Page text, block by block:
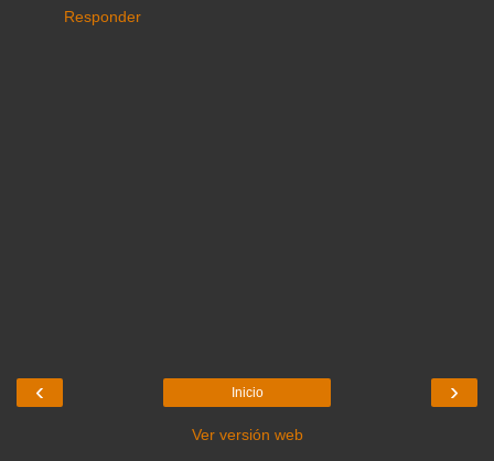
Responder
‹ ›
Inicio
Ver versión web